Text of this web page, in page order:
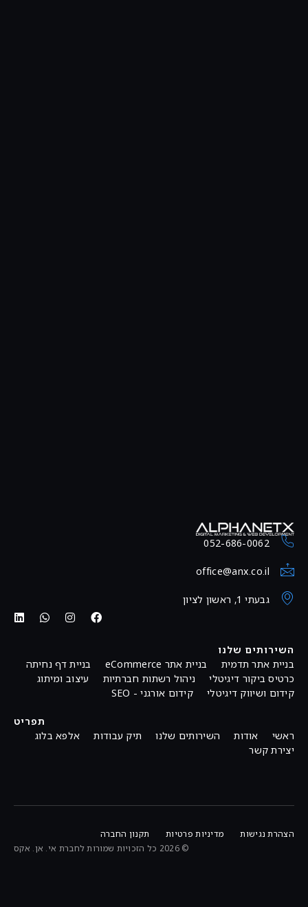
052-686-0062
office@anx.co.il
גבעתי 1, ראשון לציון
השירותים שלנו
בניית אתר תדמית
בניית אתר eCommerce
בניית דף נחיתה
כרטיס ביקור דיגיטלי
ניהול רשתות חברתיות
עיצוב ומיתוג
קידום ושיווק דיגיטלי
קידום אורגני - SEO
תפריט
ראשי
אודות השירותים שלנו תיק עבודות
אלפא בלוג
יצירת קשר
הצהרת נגישות מדיניות פרטיות
תקנון החברה
© 2026 כל הזכויות שמורות לחברת אי. אן. אקס